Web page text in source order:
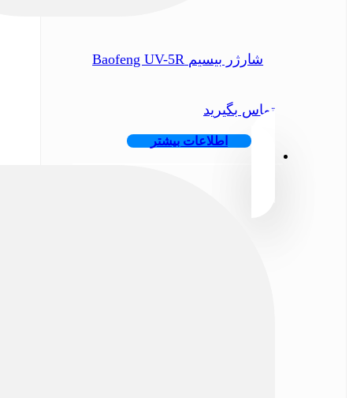
شارژر بیسیم Baofeng UV-5R
تماس بگیرید
اطلاعات بیشتر